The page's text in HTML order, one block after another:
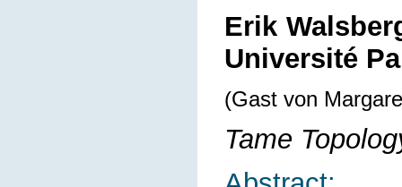
Erik
Université
(Gast von
Tame